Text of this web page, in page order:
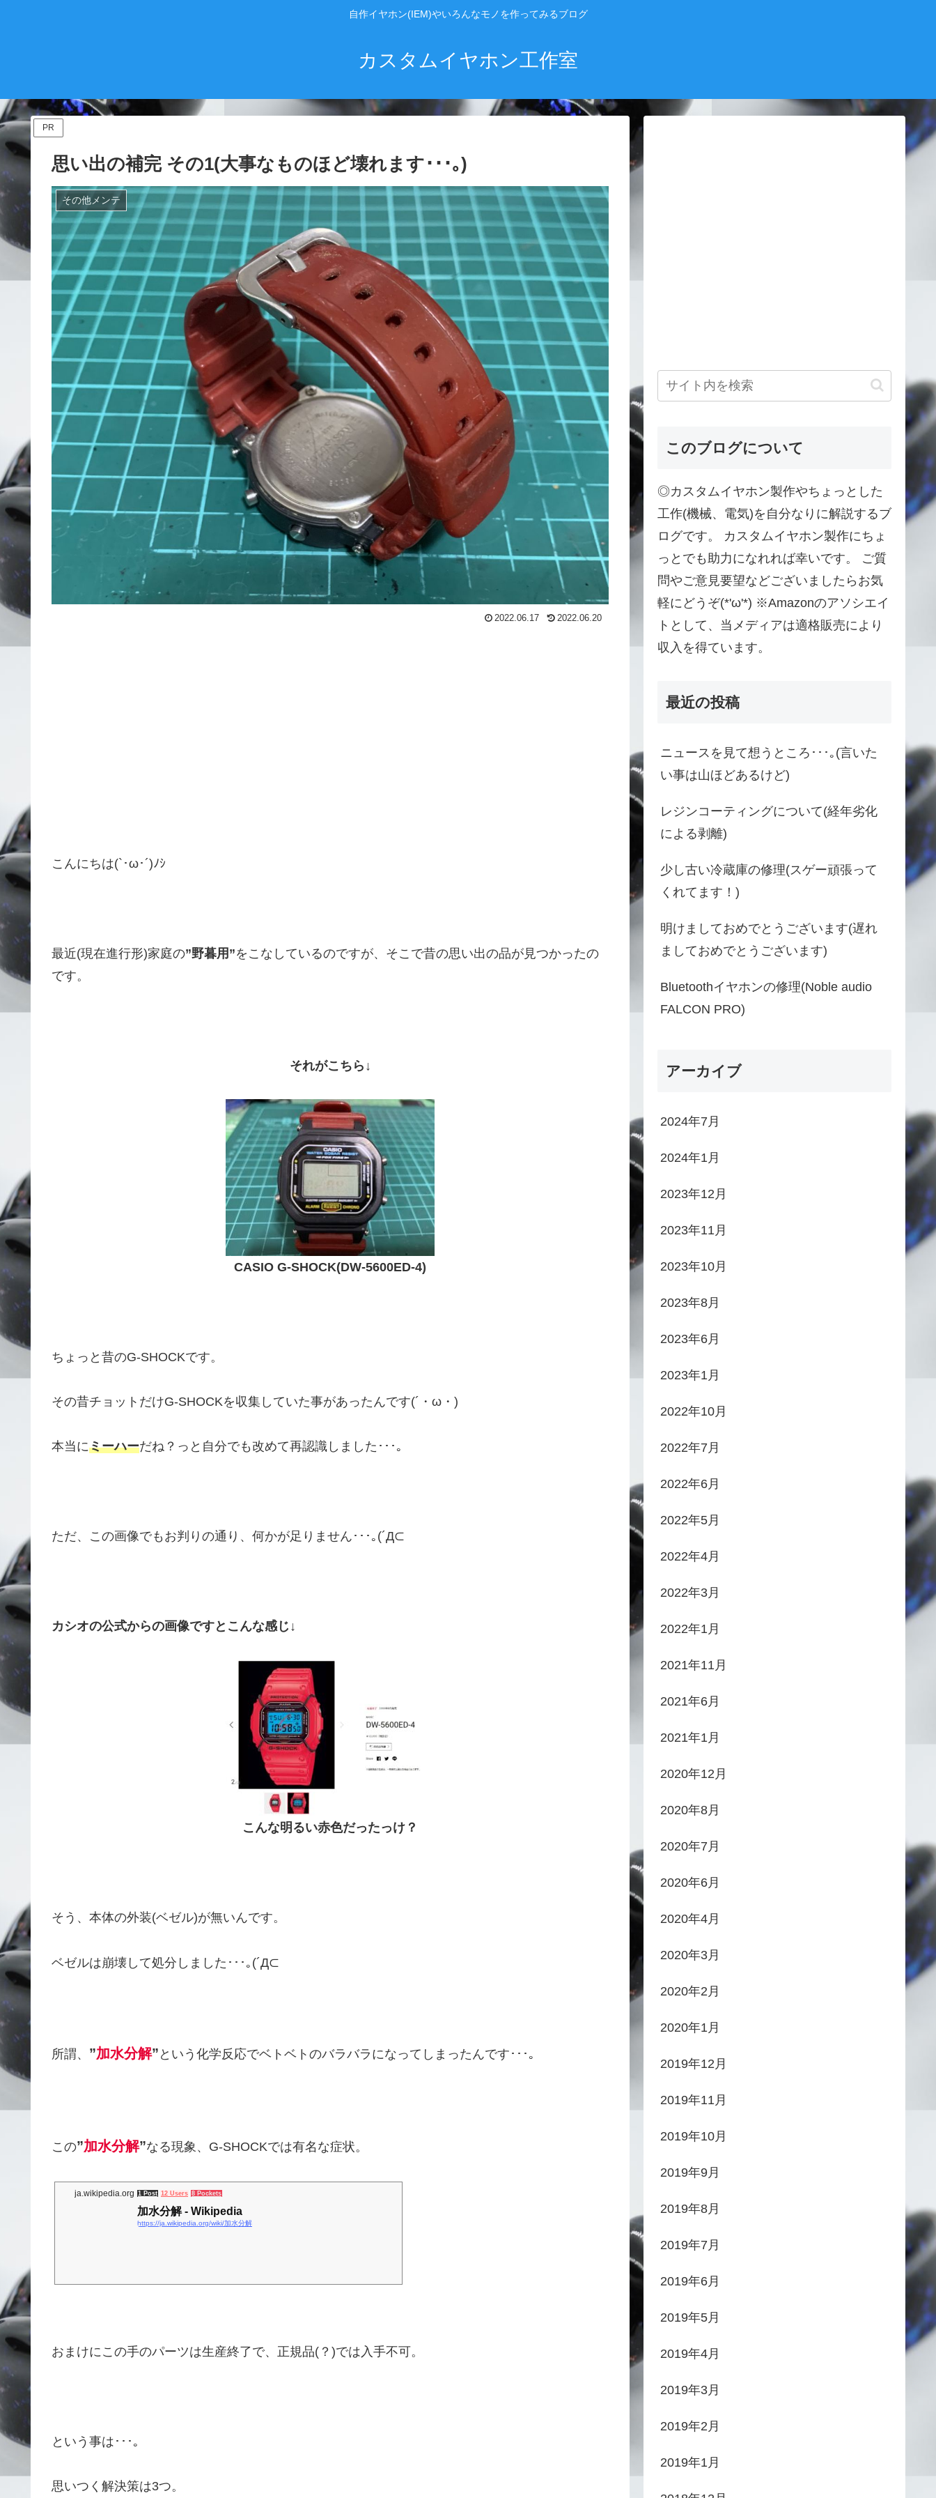
自作イヤホン(IEM)やいろんなモノを作ってみるブログ
カスタムイヤホン工作室
PR
思い出の補完 その1(大事なものほど壊れます･･･｡)
その他メンテ
2022.06.17 2022.06.20
こんにちは(`･ω･´)ﾉｼ
最近(現在進行形)家庭の”野暮用”をこなしているのですが、そこで昔の思い出の品が見つかったの
です。
それがこちら↓
CASIO G-SHOCK(DW-5600ED-4)
ちょっと昔のG-SHOCKです。
その昔チョットだけG-SHOCKを収集していた事があったんです(´・ω・)
本当にミーハーだね？っと自分でも改めて再認識しました･･･｡
ただ、この画像でもお判りの通り、何かが足りません･･･｡(´Д⊂
カシオの公式からの画像ですとこんな感じ↓
こんな明るい赤色だったっけ？
そう、本体の外装(ベゼル)が無いんです。
ベゼルは崩壊して処分しました･･･｡(´Д⊂
所謂、 ”加水分解” という化学反応でベトベトのバラバラになってしまったんです･･･｡
この”加水分解”なる現象、G-SHOCKでは有名な症状。
ja.wikipedia.org 1 Post 12 Users 8 Pockets
加水分解 - Wikipedia
https://ja.wikipedia.org/wiki/加水分解
おまけにこの手のパーツは生産終了で、正規品(？)では入手不可。
という事は･･･｡
思いつく解決策は3つ。
このブログについて
◎カスタムイヤホン製作やちょっとした
工作(機械、電気)を自分なりに解説するブ
ログです。 カスタムイヤホン製作にちょ
っとでも助力になれれば幸いです。 ご質
問やご意見要望などございましたらお気
軽にどうぞ(*'ω'*) ※Amazonのアソシエイ
トとして、当メディアは適格販売により
収入を得ています。
最近の投稿
ニュースを見て想うところ･･･｡(言いた
い事は山ほどあるけど)
レジンコーティングについて(経年劣化
による剥離)
少し古い冷蔵庫の修理(スゲー頑張って
くれてます！)
明けましておめでとうございます(遅れ
ましておめでとうございます)
Bluetoothイヤホンの修理(Noble audio
FALCON PRO)
アーカイブ
2024年7月
2024年1月
2023年12月
2023年11月
2023年10月
2023年8月
2023年6月
2023年1月
2022年10月
2022年7月
2022年6月
2022年5月
2022年4月
2022年3月
2022年1月
2021年11月
2021年6月
2021年1月
2020年12月
2020年8月
2020年7月
2020年6月
2020年4月
2020年3月
2020年2月
2020年1月
2019年12月
2019年11月
2019年10月
2019年9月
2019年8月
2019年7月
2019年6月
2019年5月
2019年4月
2019年3月
2019年2月
2019年1月